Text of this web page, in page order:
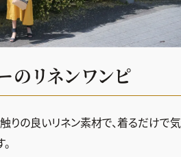
のリネンワンピ
りの良いリネン素材で、着るだけで気